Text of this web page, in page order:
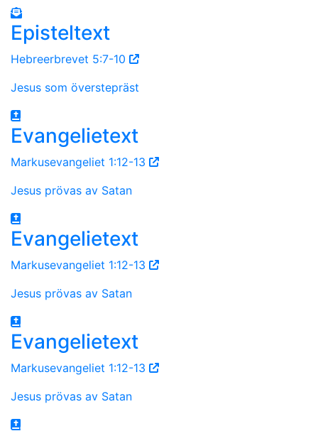
Episteltext
Hebreerbrevet 5:7-10
Jesus som överstepräst
Evangelietext
Markusevangeliet 1:12-13
Jesus prövas av Satan
Evangelietext
Markusevangeliet 1:12-13
Jesus prövas av Satan
Evangelietext
Markusevangeliet 1:12-13
Jesus prövas av Satan